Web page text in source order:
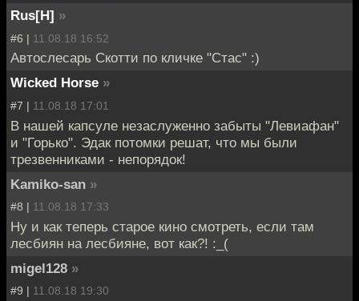
Rus[H] »
#6 | 11.08.18 16:52
Автослесарь Скотти по кличке "Стас" :)
Wicked Horse »
#7 | 11.08.18 17:01
В нашей капсуле незаслуженно забыты "Левиафан"
и "Горько". Эдак потомки решат, что мы были
трезвенниками - непорядок!
Kamiko-san »
#8 | 11.08.18 17:33
Ну и как теперь старое кино смотреть, если там
лесбиян на лесбияне, вот как?! :_(
migel128 »
#9 | 11.08.18 19:30